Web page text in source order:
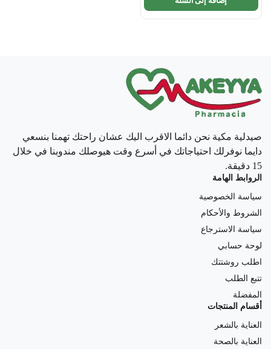
صيدلية مكية نحن دائما الاقرب اليك عشان راحتك تهمنا بنسعي
دايما نوفرلك احتياجاتك في أسرع وقت هيوصلك مندوبنا في خلال
15 دقيقة.
الروابط الهامة
سياسة الخصوصية
الشروط والأحكام
سياسة الاسترجاع
لوحة حسابي
اطلب روشتتك
تتبع الطلب
المفضلة
أقسام المنتجات
العناية بالشعر
العناية بالصحة